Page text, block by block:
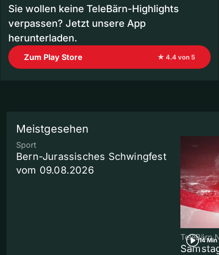
Sie wollen keine TeleBärn-Highlights
verpassen? Jetzt unsere App
herunterladen.
Zum Play Store ★ 4.4 von 5
Meistgesehen
Sport
Bern-Jurassisches Schwingfest
vom 09.08.2026
14 Min
TeleBärn